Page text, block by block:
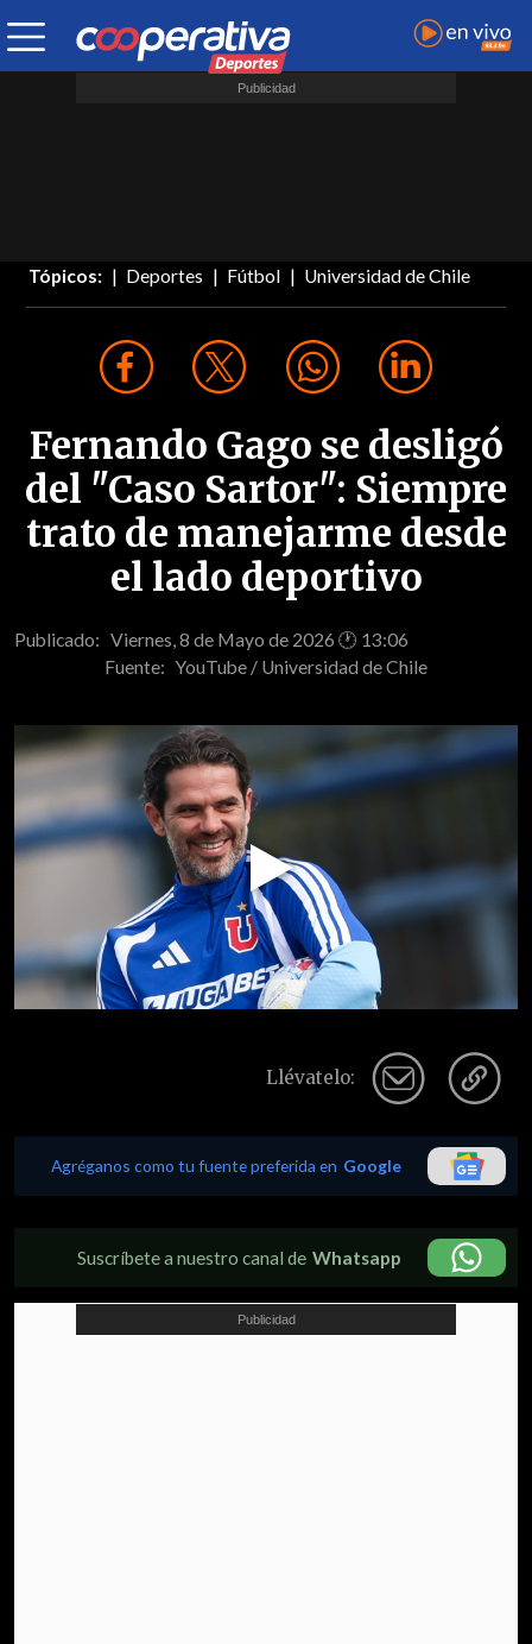
Tópicos: Deportes Fútbol Universidad de Chile
Fernando Gago se desligó
del "Caso Sartor": Siempre
trato de manejarme desde
el lado deportivo
Publicado: Viernes, 8 de Mayo de 2026 🕐 13:06
Fuente: YouTube / Universidad de Chile
Play
Video
Llévatelo:
Agréganos como tu fuente preferida en Google
Suscríbete a nuestro canal de Whatsapp